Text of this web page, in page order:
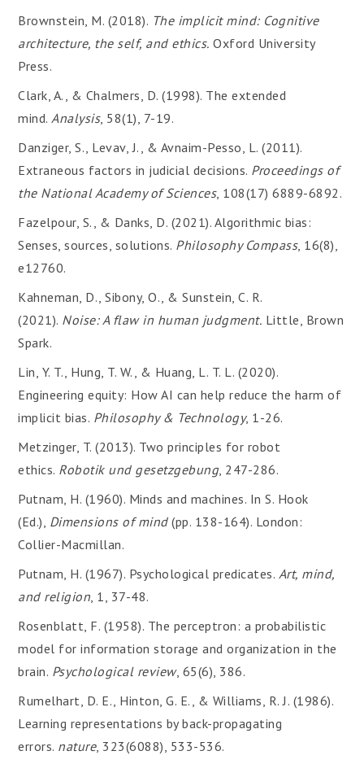
Brownstein, M. (2018). The implicit mind: Cognitive
architecture, the self, and ethics. Oxford University
Press.
Clark, A., & Chalmers, D. (1998). The extended
mind.Analysis, 58(1), 7-19.
Danziger, S., Levav, J., & Avnaim-Pesso, L. (2011).
Extraneous factors in judicial decisions. Proceedings of
the National Academy of Sciences, 108(17) 6889-6892.
Fazelpour, S., & Danks, D. (2021). Algorithmic bias:
Senses, sources, solutions. Philosophy Compass, 16(8),
e12760.
Kahneman, D., Sibony, O., & Sunstein, C. R.
(2021). Noise: A flaw in human judgment. Little, Brown
Spark.
Lin, Y. T., Hung, T. W., & Huang, L. T. L. (2020).
Engineering equity: How AI can help reduce the harm of
implicit bias. Philosophy & Technology, 1-26.
Metzinger, T. (2013). Two principles for robot
ethics. Robotik und gesetzgebung, 247-286.
Putnam, H. (1960). Minds and machines. In S. Hook
(Ed.), Dimensions of mind(pp. 138-164). London:
Collier-Macmillan.
Putnam, H. (1967). Psychological predicates. Art, mind,
and religion, 1, 37-48.
Rosenblatt, F. (1958). The perceptron: a probabilistic
model for information storage and organization in the
brain. Psychological review, 65(6), 386.
Rumelhart, D. E., Hinton, G. E., & Williams, R. J. (1986).
Learning representations by back-propagating
errors. nature, 323(6088), 533-536.